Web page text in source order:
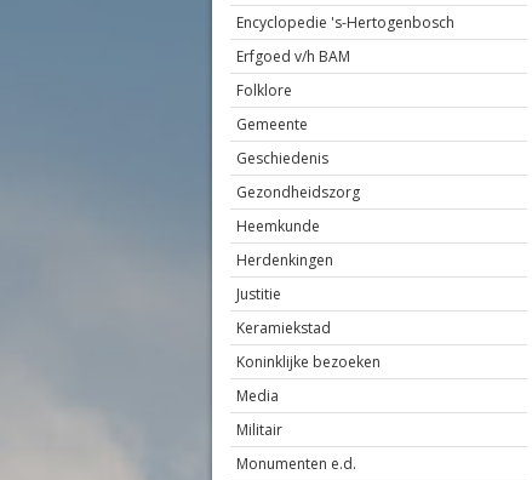
Encyclopedie 's-Hertogenbosch
Erfgoed v/h BAM
Folklore
Gemeente
Geschiedenis
Gezondheidszorg
Heemkunde
Herdenkingen
Justitie
Keramiekstad
Koninklijke bezoeken
Media
Militair
Monumenten e.d.